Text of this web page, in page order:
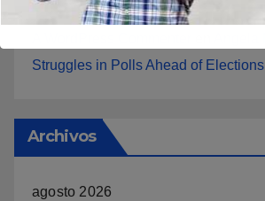
Struggles in Polls Ahead of Elections
Archivos
agosto 2026